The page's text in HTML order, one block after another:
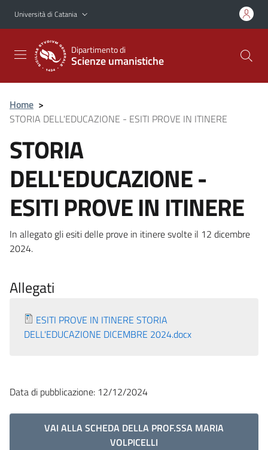
Vai al contenuto principale
Vai al menu di navigazione
Università di Catania
Dipartimento di
Scienze umanistiche
Home >
STORIA DELL'EDUCAZIONE - ESITI PROVE IN ITINERE
STORIA
DELL'EDUCAZIONE -
ESITI PROVE IN ITINERE
In allegato gli esiti delle prove in itinere svolte il 12 dicembre
2024.
Allegati
ESITI PROVE IN ITINERE STORIA
DELL'EDUCAZIONE DICEMBRE 2024.docx
Data di pubblicazione: 12/12/2024
VAI ALLA SCHEDA DELLA PROF.SSA MARIA
VOLPICELLI